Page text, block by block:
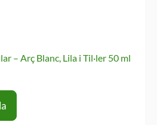
– Arç Blanc, Lila i Til·ler 50 ml